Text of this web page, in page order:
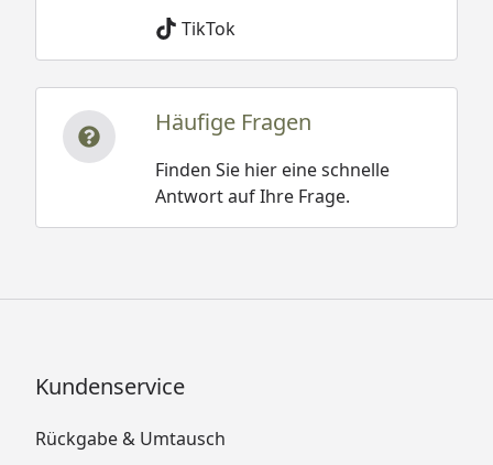
TikTok
Häufige Fragen
Finden Sie hier eine schnelle
Antwort auf Ihre Frage.
Kundenservice
Rückgabe & Umtausch